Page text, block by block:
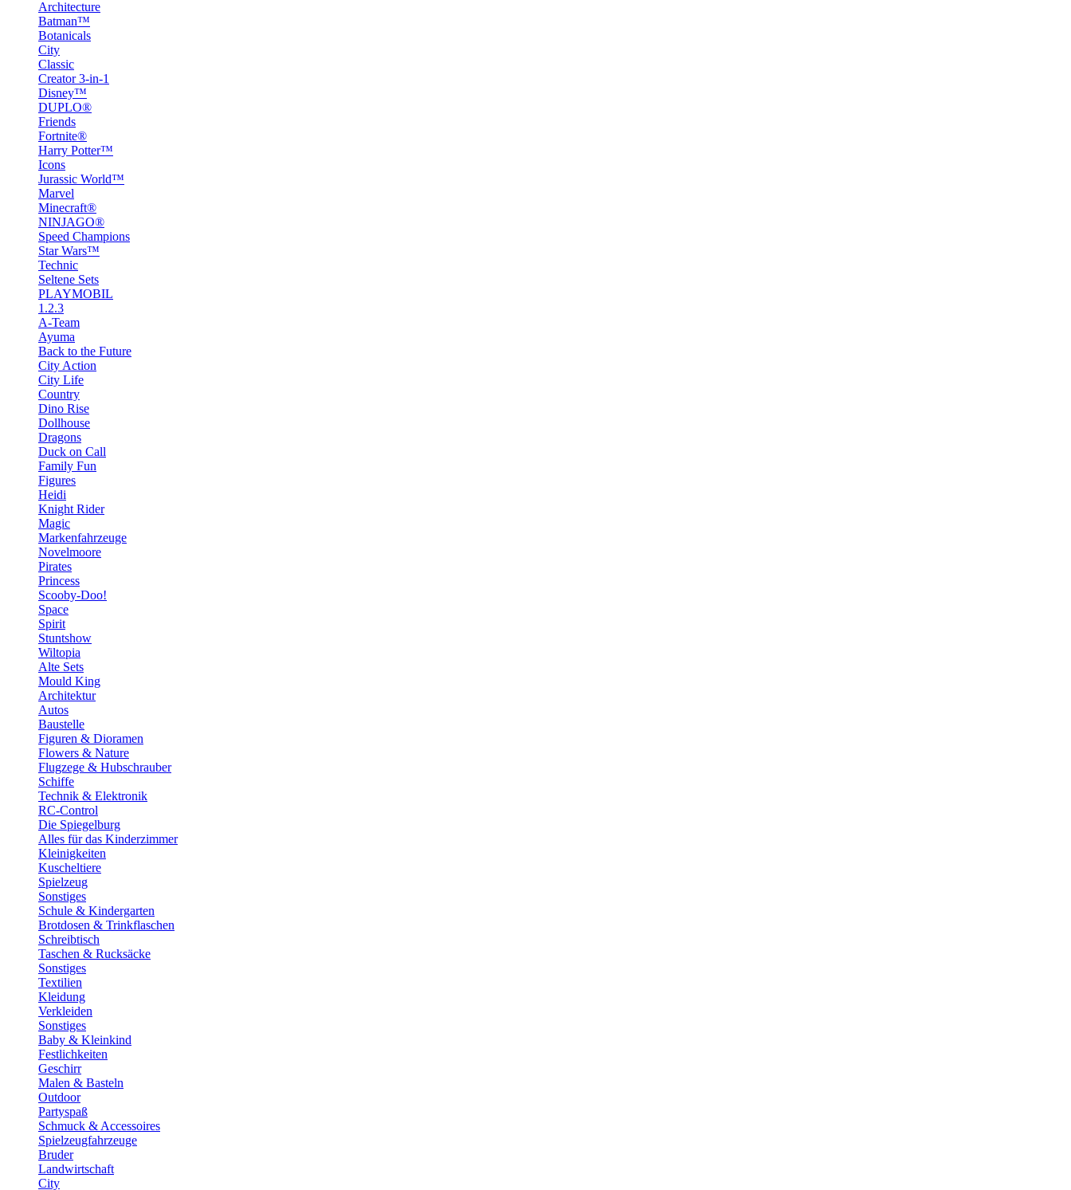
Architecture
Batman™
Botanicals
City
Classic
Creator 3-in-1
Disney™
DUPLO®
Friends
Fortnite®
Harry Potter™
Icons
Jurassic World™
Marvel
Minecraft®
NINJAGO®
Speed Champions
Star Wars™
Technic
Seltene Sets
PLAYMOBIL
1.2.3
A-Team
Ayuma
Back to the Future
City Action
City Life
Country
Dino Rise
Dollhouse
Dragons
Duck on Call
Family Fun
Figures
Heidi
Knight Rider
Magic
Markenfahrzeuge
Novelmoore
Pirates
Princess
Scooby-Doo!
Space
Spirit
Stuntshow
Wiltopia
Alte Sets
Mould King
Architektur
Autos
Baustelle
Figuren & Dioramen
Flowers & Nature
Flugzege & Hubschrauber
Schiffe
Technik & Elektronik
RC-Control
Die Spiegelburg
Alles für das Kinderzimmer
Kleinigkeiten
Kuscheltiere
Spielzeug
Sonstiges
Schule & Kindergarten
Brotdosen & Trinkflaschen
Schreibtisch
Taschen & Rucksäcke
Sonstiges
Textilien
Kleidung
Verkleiden
Sonstiges
Baby & Kleinkind
Festlichkeiten
Geschirr
Malen & Basteln
Outdoor
Partyspaß
Schmuck & Accessoires
Spielzeugfahrzeuge
Bruder
Landwirtschaft
City